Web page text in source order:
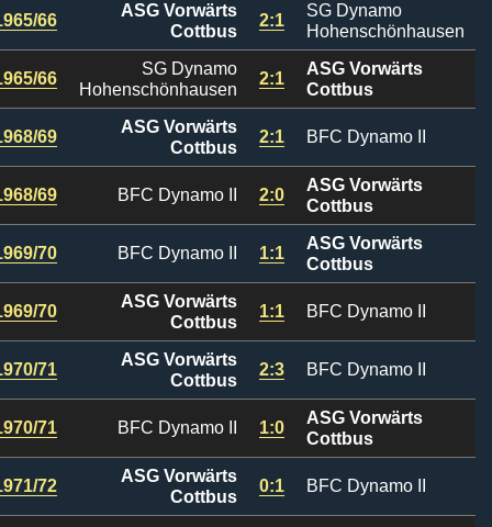
66
ASG Vorwärts
Cottbus
2:1
SG Dynamo
Hohenschönhausen
66
SG Dynamo
Hohenschönhausen
2:1
ASG Vorwärts
Cottbus
69
ASG Vorwärts
Cottbus
2:1 BFC Dynamo II
69 BFC Dynamo II 2:0
ASG Vorwärts
Cottbus
70 BFC Dynamo II 1:1
ASG Vorwärts
Cottbus
70
ASG Vorwärts
Cottbus
1:1 BFC Dynamo II
71
ASG Vorwärts
Cottbus
2:3 BFC Dynamo II
71 BFC Dynamo II 1:0
ASG Vorwärts
Cottbus
72
ASG Vorwärts
Cottbus
0:1 BFC Dynamo II